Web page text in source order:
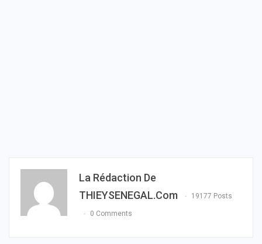
La Rédaction De
THIEYSENEGAL.com
19177 Posts
0 Comments